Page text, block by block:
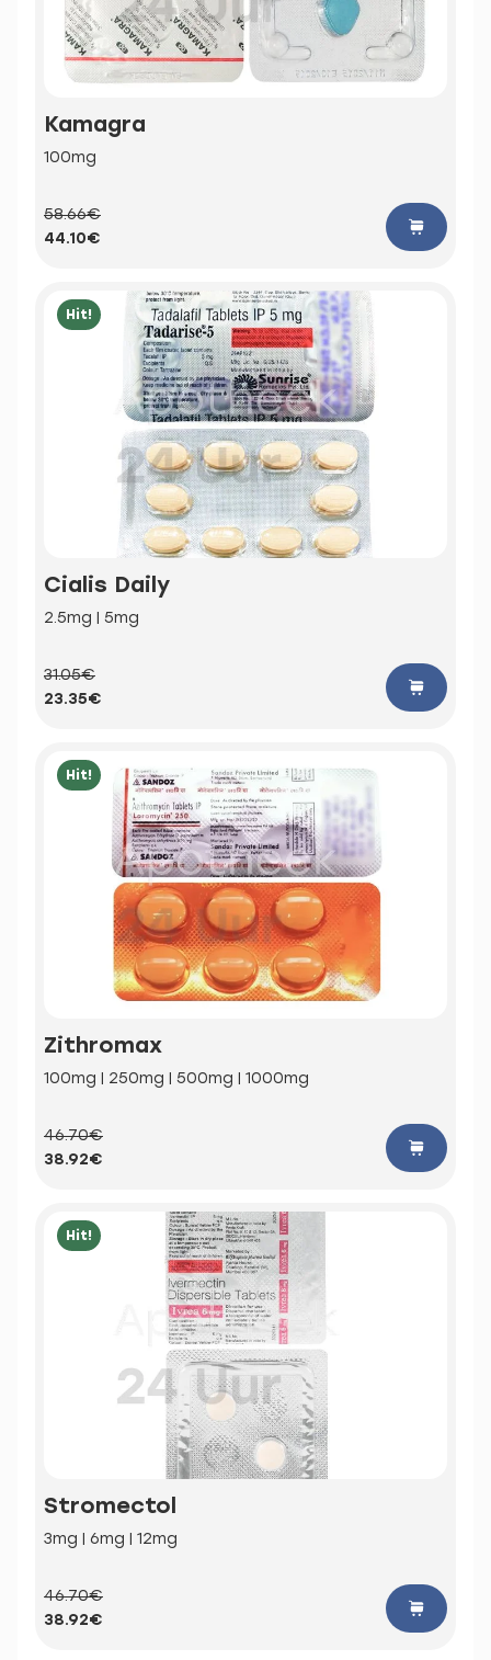
Kamagra
100mg
58.66€
44.10€
Hit!
Cialis Daily
2.5mg | 5mg
31.05€
23.35€
Hit!
Zithromax
100mg | 250mg | 500mg | 1000mg
46.70€
38.92€
Hit!
Stromectol
3mg | 6mg | 12mg
46.70€
38.92€